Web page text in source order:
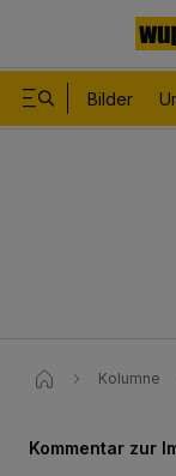
Bilder
Kolumne
Kommentar zur